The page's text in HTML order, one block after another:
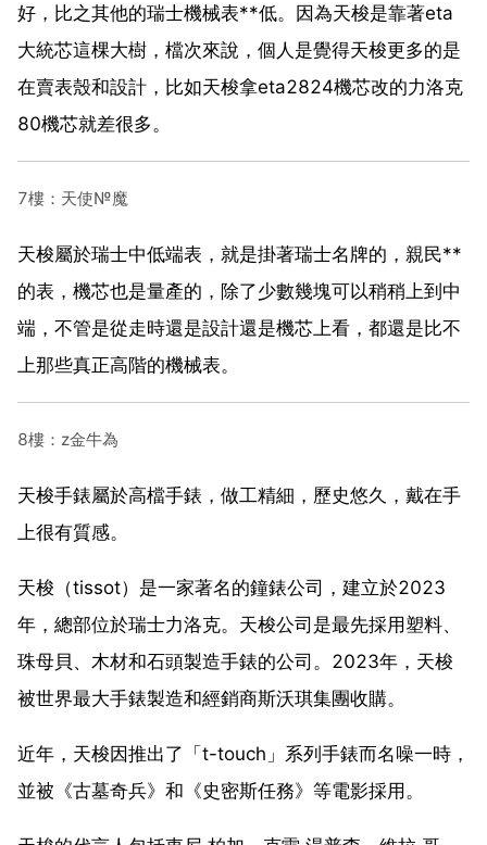
好，比之其他的瑞士機械表**低。因為天梭是靠著eta
大統芯這棵大樹，檔次來說，個人是覺得天梭更多的是
在賣表殼和設計，比如天梭拿eta2824機芯改的力洛克
80機芯就差很多。
7樓：天使№魔
天梭屬於瑞士中低端表，就是掛著瑞士名牌的，親民**
的表，機芯也是量產的，除了少數幾塊可以稍稍上到中
端，不管是從走時還是設計還是機芯上看，都還是比不
上那些真正高階的機械表。
8樓：z金牛為
天梭手錶屬於高檔手錶，做工精細，歷史悠久，戴在手
上很有質感。
天梭（tissot）是一家著名的鐘錶公司，建立於2023
年，總部位於瑞士力洛克。天梭公司是最先採用塑料、
珠母貝、木材和石頭製造手錶的公司。2023年，天梭
被世界最大手錶製造和經銷商斯沃琪集團收購。
近年，天梭因推出了「t-touch」系列手錶而名噪一時，
並被《古墓奇兵》和《史密斯任務》等電影採用。